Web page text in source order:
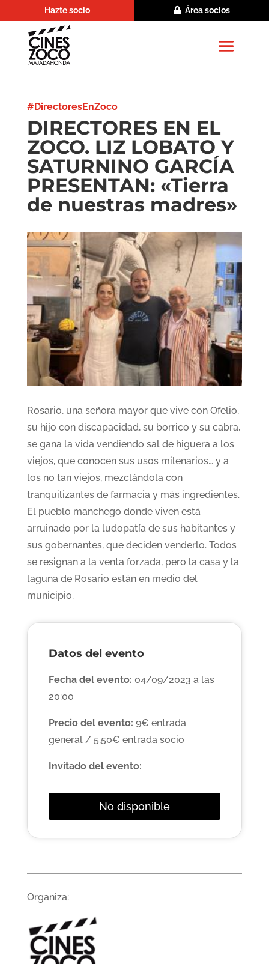
Hazte socio Área socios
#DirectoresEnZoco
DIRECTORES EN EL
ZOCO. LIZ LOBATO Y
SATURNINO GARCÍA
PRESENTAN: «Tierra
de nuestras madres»
Rosario, una señora mayor que vive con Ofelio,
su hijo con discapacidad, su borrico y su cabra,
se gana la vida vendiendo sal de higuera a los
viejos, que conocen sus usos milenarios… y a
los no tan viejos, mezclándola con
tranquilizantes de farmacia y más ingredientes.
El pueblo manchego donde viven está
arruinado por la ludopatía de sus habitantes y
sus gobernantes, que deciden venderlo. Todos
se resignan a la venta forzada, pero la casa y la
laguna de Rosario están en medio del
municipio.
Datos del evento
Fecha del evento: 04/09/2023 a las
20:00
Precio del evento: 9€ entrada
general / 5,50€ entrada socio
Invitado del evento:
No disponible
Organiza: